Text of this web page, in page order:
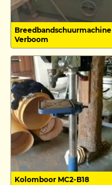
Breedbandschuurmachine
Verboom
Kolomboor MC2-B18